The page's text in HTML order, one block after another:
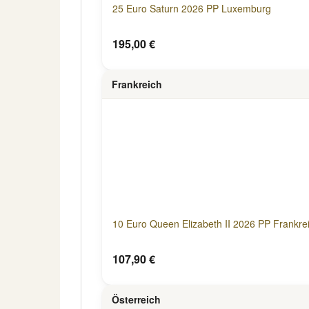
25 Euro Saturn 2026 PP Luxemburg
195,00 €
Frankreich
10 Euro Queen Elizabeth II 2026 PP
107,90 €
Österreich